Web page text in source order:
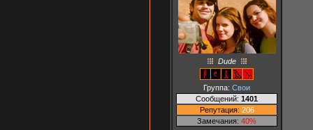
Dude
Группа: Свои
Сообщений: 1401
Репутация: 206
Замечания: 40%